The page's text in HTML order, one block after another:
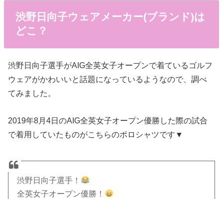
渋野日向子ウェアメーカー(ブランド)は
どこ？
渋野日向子選手がAIG全英女子オープンで着ているゴルフ
ウェアがかわいいと話題になっているようなので、調べ
てみました。
2019年8月4日のAIG全英女子オープン優勝した際の試合
で着用していたものがこちらのポロシャツです▼
渋野日向子選手！
全英女子オープン優勝！